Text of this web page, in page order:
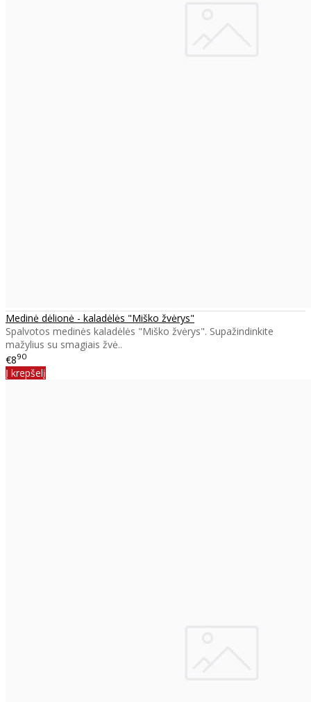
Medinė dėlionė - kaladėlės "Miško žvėrys"
Spalvotos medinės kaladėlės "Miško žvėrys". Supažindinkite
mažylius su smagiais žvė..
€890
Į krepšelį